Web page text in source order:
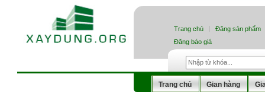
Trang chủ
Đăng sản phẩm
Đăng báo giá
Trang chủ Gian hàng